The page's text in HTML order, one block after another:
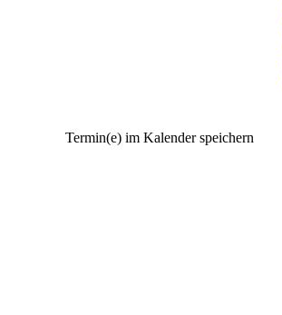
Termin(e) im Kalender speichern